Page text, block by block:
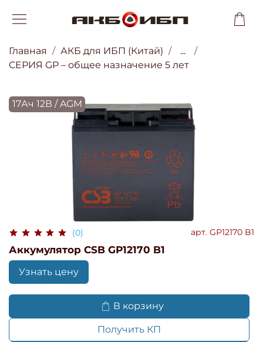
Главная АКБ для ИБП (Китай)
...
СЕРИЯ GP – общее назначение 5 лет
17Ач 12В / AGM
(0) арт. GP12170 B1
Аккумулятор CSB GP12170 B1
Узнать цену
В корзину
Получить КП